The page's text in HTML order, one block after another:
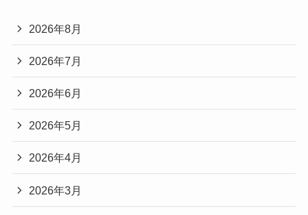
2026年8月
2026年7月
2026年6月
2026年5月
2026年4月
2026年3月